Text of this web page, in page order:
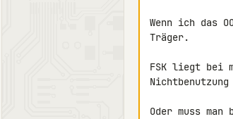
Wenn ich das
Träger.
FSK liegt bei
Oder muss